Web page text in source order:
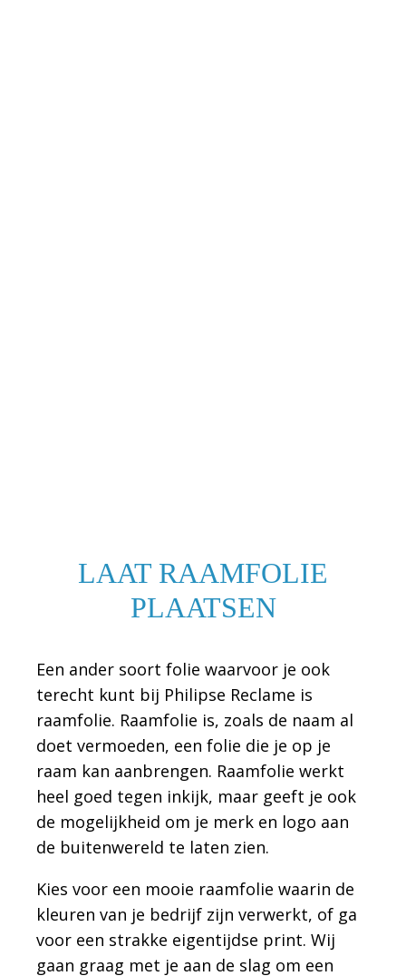
LAAT RAAMFOLIE
PLAATSEN
Een ander soort folie waarvoor je ook
terecht kunt bij Philipse Reclame is
raamfolie. Raamfolie is, zoals de naam al
doet vermoeden, een folie die je op je
raam kan aanbrengen. Raamfolie werkt
heel goed tegen inkijk, maar geeft je ook
de mogelijkheid om je merk en logo aan
de buitenwereld te laten zien.
Kies voor een mooie raamfolie waarin de
kleuren van je bedrijf zijn verwerkt, of ga
voor een strakke eigentijdse print. Wij
gaan graag met je aan de slag om een